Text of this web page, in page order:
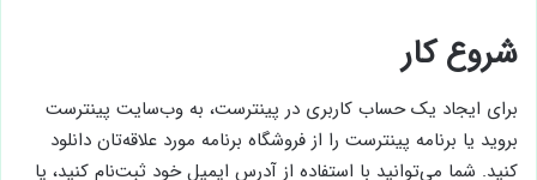
شروع کار
برای ایجاد یک حساب کاربری در پینترست، به وب‌سایت پینترست
بروید یا برنامه پینترست را از فروشگاه برنامه مورد علاقه‌تان دانلود
کنید. شما می‌توانید با استفاده از آدرس ایمیل خود ثبت‌نام کنید، یا